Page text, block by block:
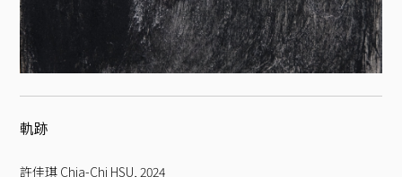
軌跡
許佳琪 Chia-Chi HSU, 2024